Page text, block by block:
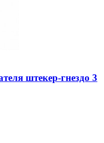
штекер-гнездо 3